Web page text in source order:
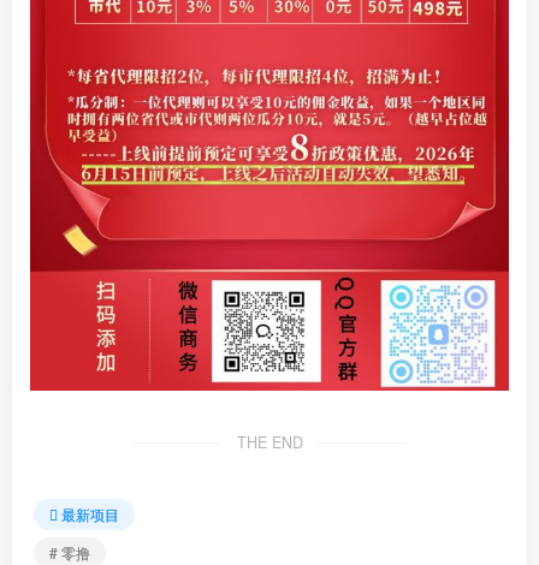
THE END
最新项目
# 零撸